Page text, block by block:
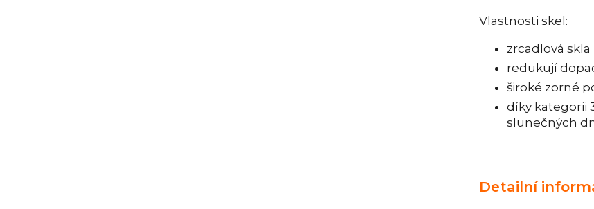
Vlastnosti skel:
zrcadlová skla
redukují
široké zorné
díky kategorii
slunečných
Detailní